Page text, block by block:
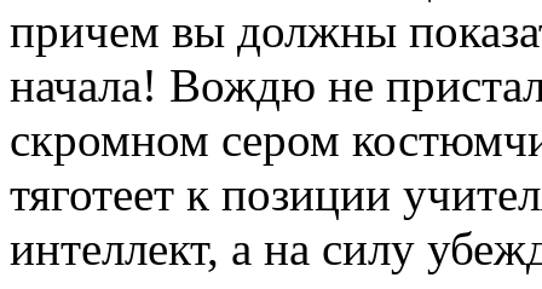
причем вы должны
начала! Вождю не
скромном сером
тяготеет к позиции
интеллект, а на силу